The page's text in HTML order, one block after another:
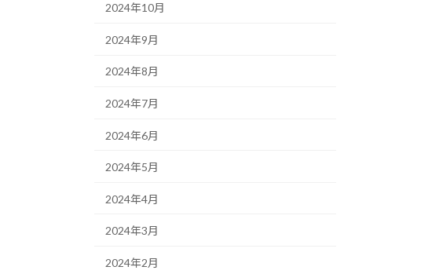
2024年10月
2024年9月
2024年8月
2024年7月
2024年6月
2024年5月
2024年4月
2024年3月
2024年2月